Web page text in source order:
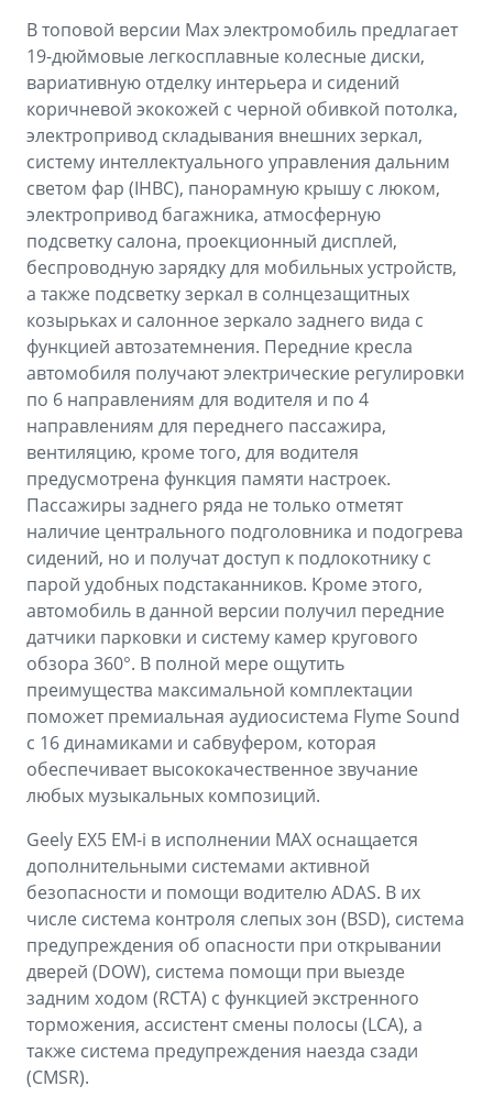
В топовой версии Max электромобиль предлагает
19-дюймовые легкосплавные колесные диски,
вариативную отделку интерьера и сидений
коричневой экокожей с черной обивкой потолка,
электропривод складывания внешних зеркал,
систему интеллектуального управления дальним
светом фар (IHBC), панорамную крышу с люком,
электропривод багажника, атмосферную
подсветку салона, проекционный дисплей,
беспроводную зарядку для мобильных устройств,
а также подсветку зеркал в солнцезащитных
козырьках и салонное зеркало заднего вида с
функцией автозатемнения. Передние кресла
автомобиля получают электрические регулировки
по 6 направлениям для водителя и по 4
направлениям для переднего пассажира,
вентиляцию, кроме того, для водителя
предусмотрена функция памяти настроек.
Пассажиры заднего ряда не только отметят
наличие центрального подголовника и подогрева
сидений, но и получат доступ к подлокотнику с
парой удобных подстаканников. Кроме этого,
автомобиль в данной версии получил передние
датчики парковки и систему камер кругового
обзора 360°. В полной мере ощутить
преимущества максимальной комплектации
поможет премиальная аудиосистема Flyme Sound
с 16 динамиками и сабвуфером, которая
обеспечивает высококачественное звучание
любых музыкальных композиций.
Geely EX5 EM-i в исполнении MAX оснащается
дополнительными системами активной
безопасности и помощи водителю ADAS. В их
числе система контроля слепых зон (BSD), система
предупреждения об опасности при открывании
дверей (DOW), система помощи при выезде
задним ходом (RCTA) с функцией экстренного
торможения, ассистент смены полосы (LCA), а
также система предупреждения наезда сзади
(CMSR).